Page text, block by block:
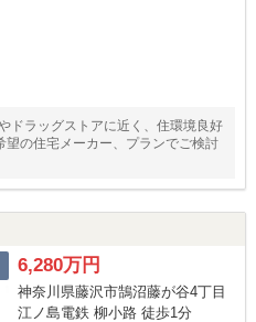
ドラッグストアに近く、住環境良好
の住宅メーカー、プランでご検討
6,280万円
神奈川県藤沢市鵠沼藤が谷4丁目
江ノ島電鉄 柳小路 徒歩1分